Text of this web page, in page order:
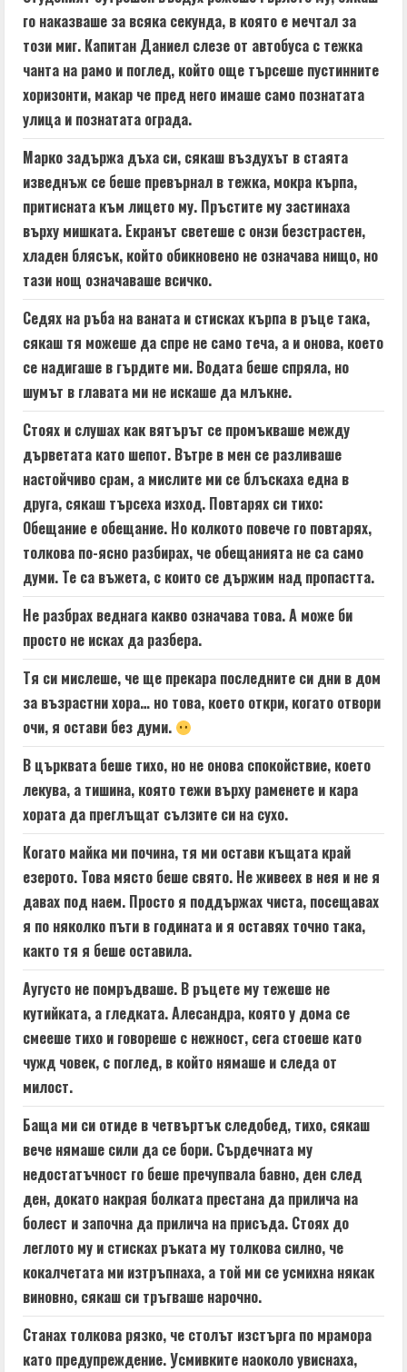
i
n
g
го наказваше за всяка секунда, в която е мечтал за
този миг. Капитан Даниел слезе от автобуса с тежка
чанта на рамо и поглед, който още търсеше пустинните
хоризонти, макар че пред него имаше само познатата
улица и познатата ограда.
Марко задържа дъха си, сякаш въздухът в стаята
изведнъж се беше превърнал в тежка, мокра кърпа,
притисната към лицето му. Пръстите му застинаха
върху мишката. Екранът светеше с онзи безстрастен,
хладен блясък, който обикновено не означава нищо, но
тази нощ означаваше всичко.
Седях на ръба на ваната и стисках кърпа в ръце така,
сякаш тя можеше да спре не само теча, а и онова, което
се надигаше в гърдите ми. Водата беше спряла, но
шумът в главата ми не искаше да млъкне.
Стоях и слушах как вятърът се промъкваше между
дърветата като шепот. Вътре в мен се разливаше
настойчиво срам, а мислите ми се блъскаха една в
друга, сякаш търсеха изход. Повтарях си тихо:
Обещание е обещание. Но колкото повече го повтарях,
толкова по-ясно разбирах, че обещанията не са само
думи. Те са въжета, с които се държим над пропастта.
Не разбрах веднага какво означава това. А може би
просто не исках да разбера.
Тя си мислеше, че ще прекара последните си дни в дом
за възрастни хора… но това, което откри, когато отвори
очи, я остави без думи.
В църквата беше тихо, но не онова спокойствие, което
лекува, а тишина, която тежи върху раменете и кара
хората да преглъщат сълзите си на сухо.
Когато майка ми почина, тя ми остави къщата край
езерото. Това място беше свято. Не живеех в нея и не я
давах под наем. Просто я поддържах чиста, посещавах
я по няколко пъти в годината и я оставях точно така,
както тя я беше оставила.
Аугусто не помръдваше. В ръцете му тежеше не
кутийката, а гледката. Алесандра, която у дома се
смееше тихо и говореше с нежност, сега стоеше като
чужд човек, с поглед, в който нямаше и следа от
милост.
Баща ми си отиде в четвъртък следобед, тихо, сякаш
вече нямаше сили да се бори. Сърдечната му
недостатъчност го беше пречупвала бавно, ден след
ден, докато накрая болката престана да прилича на
болест и започна да прилича на присъда. Стоях до
леглото му и стисках ръката му толкова силно, че
кокалчетата ми изтръпнаха, а той ми се усмихна някак
виновно, сякаш си тръгваше нарочно.
Станах толкова рязко, че столът изстърга по мрамора
като предупреждение. Усмивките наоколо увиснаха,